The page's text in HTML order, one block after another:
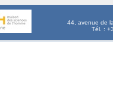
44, avenue de
Tél. :